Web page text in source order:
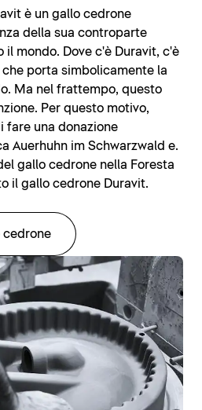
è un gallo cedrone
della sua controparte
mondo. Dove c'è Duravit, c'è
porta simbolicamente la
Ma nel frattempo, questo
Per questo motivo,
fare una donazione
Auerhuhn im Schwarzwald e.
gallo cedrone nella Foresta
il gallo cedrone Duravit.
cedrone